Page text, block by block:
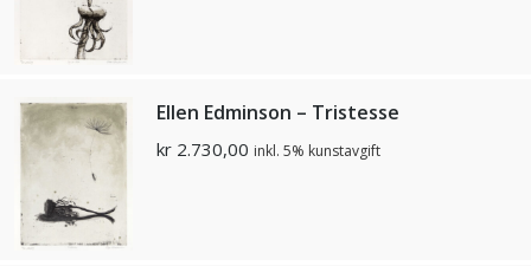
Ellen Edminson – Tristesse
kr 2.730,00 inkl. 5% kunstavgift